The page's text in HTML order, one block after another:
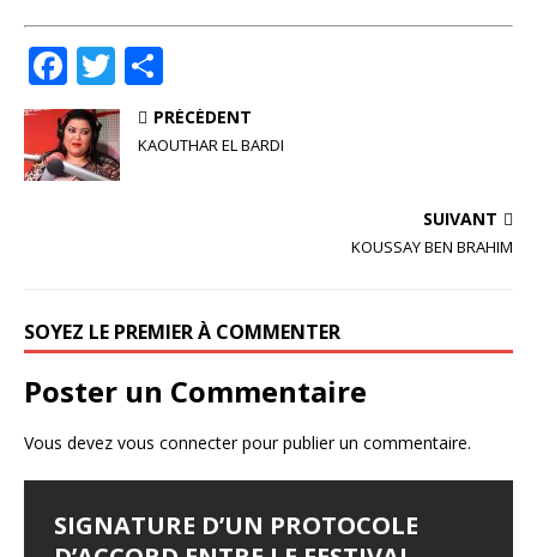
F
a
c
e
k
T
w
it
te
ar
ta
PRÉCÉDENT
KAOUTHAR EL BARDI
SUIVANT
KOUSSAY BEN BRAHIM
SOYEZ LE PREMIER À COMMENTER
Poster un Commentaire
Vous devez vous connecterpour publier un commentaire.
SIGNATURE D’UN PROTOCOLE
FESTIVAL D’AMMAN 2026 : EYA
LES JOURNÉES
LE SYNDROME DE DJAMILA
JALILA BORHANE